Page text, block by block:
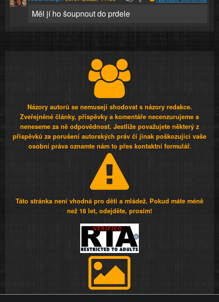
Měl jí ho šoupnout do prdele
Názory autorů se nemusejí shodovat s názory redakce.
Zveřejněné články, příspěvky a komentáře necenzurujeme a
neneseme za ně odpovědnost. Jestliže považujete některý z
příspěvků za porušení autorských práv či jinak poškozující vaše
osobní práva oznamte nám to přes kontaktní formulář.
Táto stránka není vhodná pro děti a mládež. Pokud máte méně
než 18 let, odejděte, prosím!